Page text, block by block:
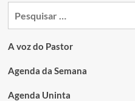
A voz do Pastor
Agenda da Semana
Agenda Uninta